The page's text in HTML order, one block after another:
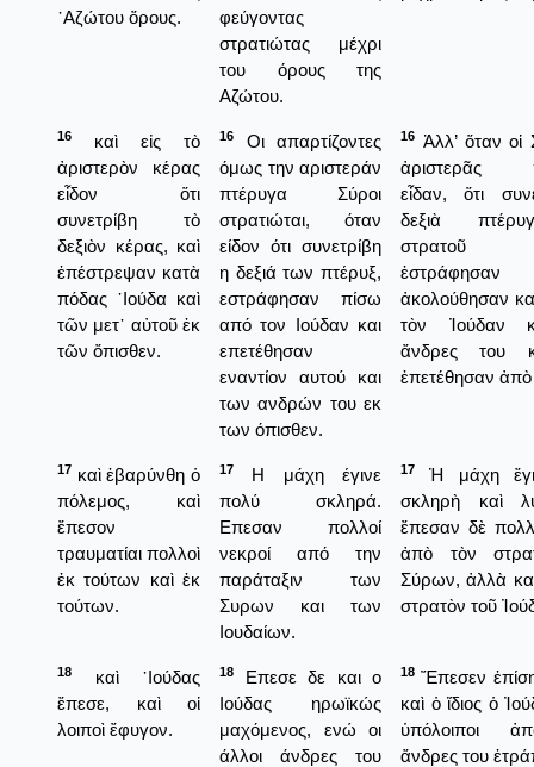
᾿Αζώτου ὄρους.
φεύγοντας
στρατιώτας μέχρι
του όρους της
Αζώτου.
16
καὶ εἰς τὸ
ἀριστερὸν κέρας
εἶδον ὅτι
συνετρίβη τὸ
δεξιὸν κέρας, καὶ
ἐπέστρεψαν κατὰ
πόδας ᾿Ιούδα καὶ
τῶν μετ᾿ αὐτοῦ ἐκ
τῶν ὄπισθεν.
16
Οι απαρτίζοντες
όμως την αριστεράν
πτέρυγα Σύροι
στρατιώται, όταν
είδον ότι συνετρίβη
η δεξιά των πτέρυξ,
εστράφησαν πίσω
από τον Ιούδαν και
επετέθησαν
εναντίον αυτού και
των ανδρών του εκ
των όπισθεν.
16 Ἀλλ’ ὅταν οἱ
ἀριστερᾶς
εἶδαν, ὅτι
δεξιὰ
ἀκολούθησαν
τὸν Ἰούδαν
ἄνδρες του
ἐπετέθησαν
17 καὶ ἐβαρύνθη ὁ
πόλεμος, καὶ
ἔπεσον
τραυματίαι πολλοὶ
ἐκ τούτων καὶ ἐκ
τούτων.
17
Η μάχη έγινε
πολύ σκληρά.
Επεσαν πολλοί
νεκροί από την
παράταξιν των
Συρων και των
Ιουδαίων.
17
Ἡ μάχη
σκληρὴ καὶ
ἔπεσαν δὲ
ἀπὸ τὸν
Σύρων, ἀλλὰ
στρατὸν τοῦ
18
καὶ ᾿Ιούδας
ἔπεσε, καὶ οἱ
λοιποὶ ἔφυγον.
18
Επεσε δε και ο
Ιούδας ηρωϊκώς
μαχόμενος, ενώ οι
άλλοι άνδρες του
18 Ἔπεσεν
καὶ ὁ ἴδιος ὁ
ὑπόλοιποι
ἄνδρες του